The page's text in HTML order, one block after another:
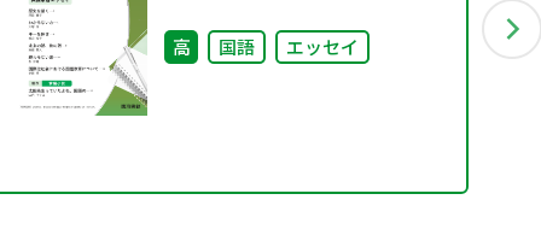
高 国語 エッセイ